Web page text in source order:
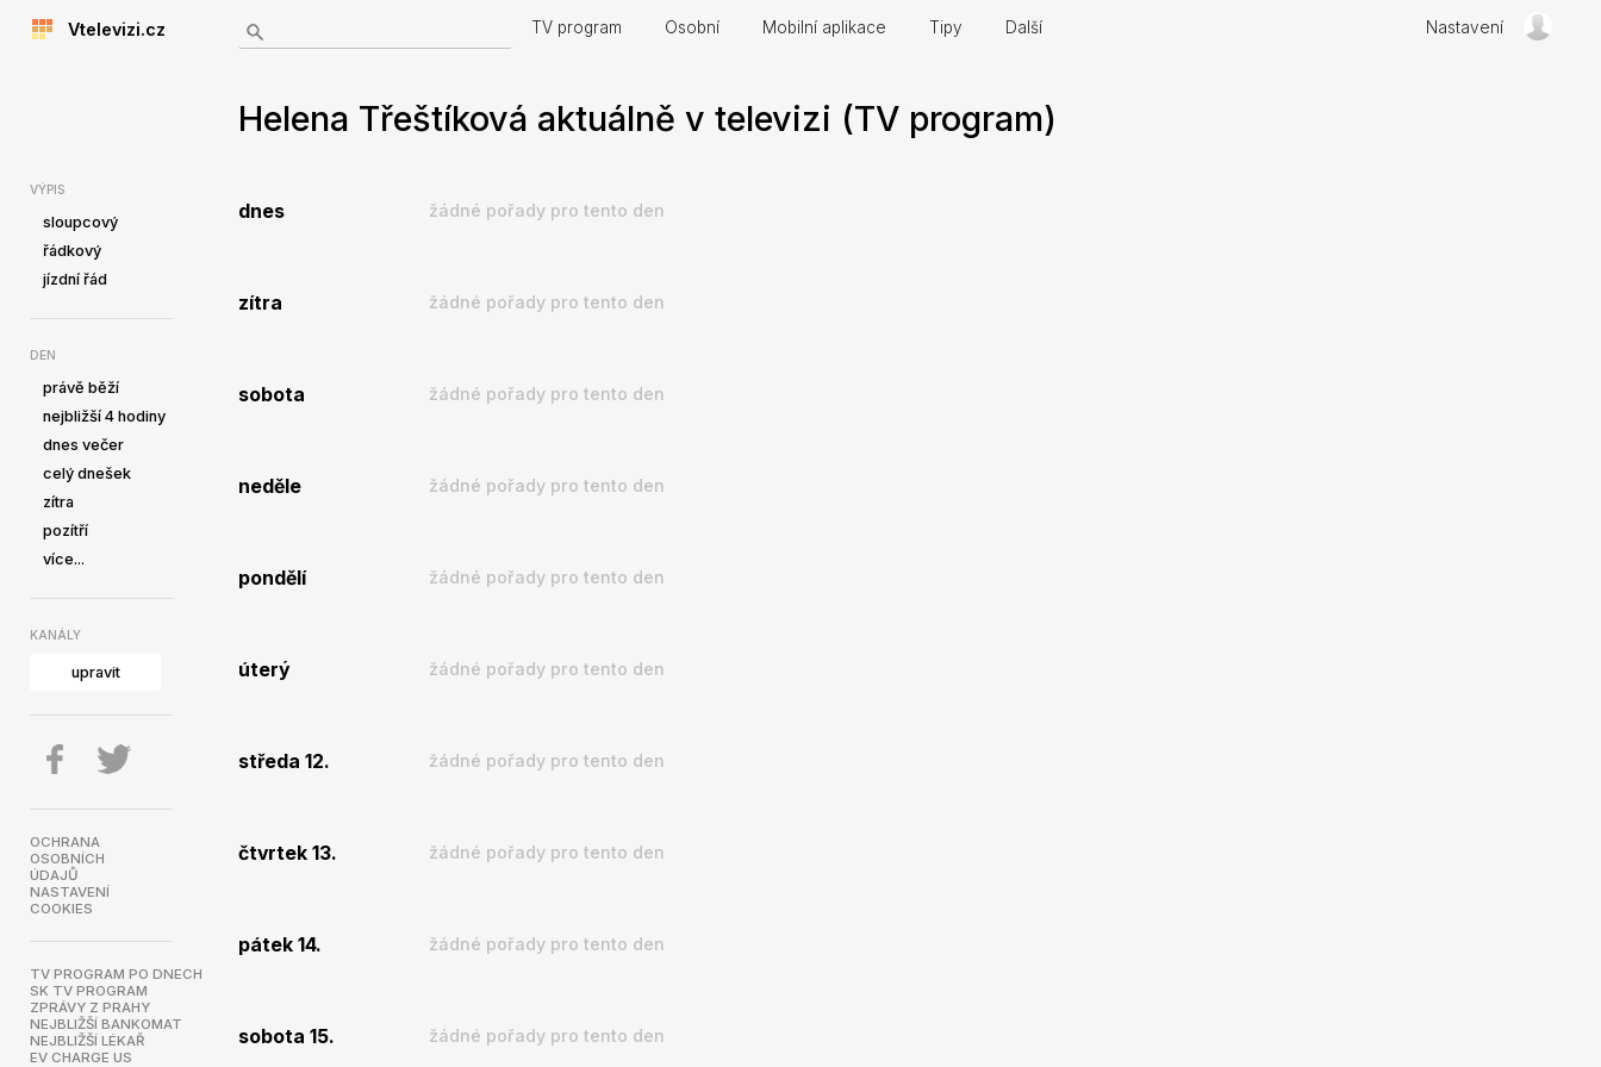
Vtelevizi.cz TV program Osobní Mobilní aplikace Tipy Další Nastavení
VÝPIS
sloupcový
řádkový
jízdní řád
DEN
právě běží
nejbližší 4 hodiny
dnes večer
celý dnešek
zítra
pozítří
více...
KANÁLY
upravit
OCHRANA
OSOBNÍCH
ÚDAJŮ
NASTAVENÍ
COOKIES
TV PROGRAM PO DNECH
SK TV PROGRAM
ZPRÁVY Z PRAHY
NEJBLIŽŠÍ BANKOMAT
NEJBLIŽŠÍ LÉKAŘ
EV CHARGE US
Helena Třeštíková aktuálně v televizi (TV program)
dnes žádné pořady pro tento den
zítra žádné pořady pro tento den
sobota žádné pořady pro tento den
neděle žádné pořady pro tento den
pondělí žádné pořady pro tento den
úterý žádné pořady pro tento den
středa 12. žádné pořady pro tento den
čtvrtek 13. žádné pořady pro tento den
pátek 14. žádné pořady pro tento den
sobota 15. žádné pořady pro tento den